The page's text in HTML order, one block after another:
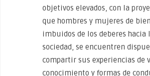
objetivos elevados, con la
que hombres y mujeres de
imbuidos de los deberes hacia
sociedad, se encuentren
compartir sus experiencias de
conocimiento y formas de